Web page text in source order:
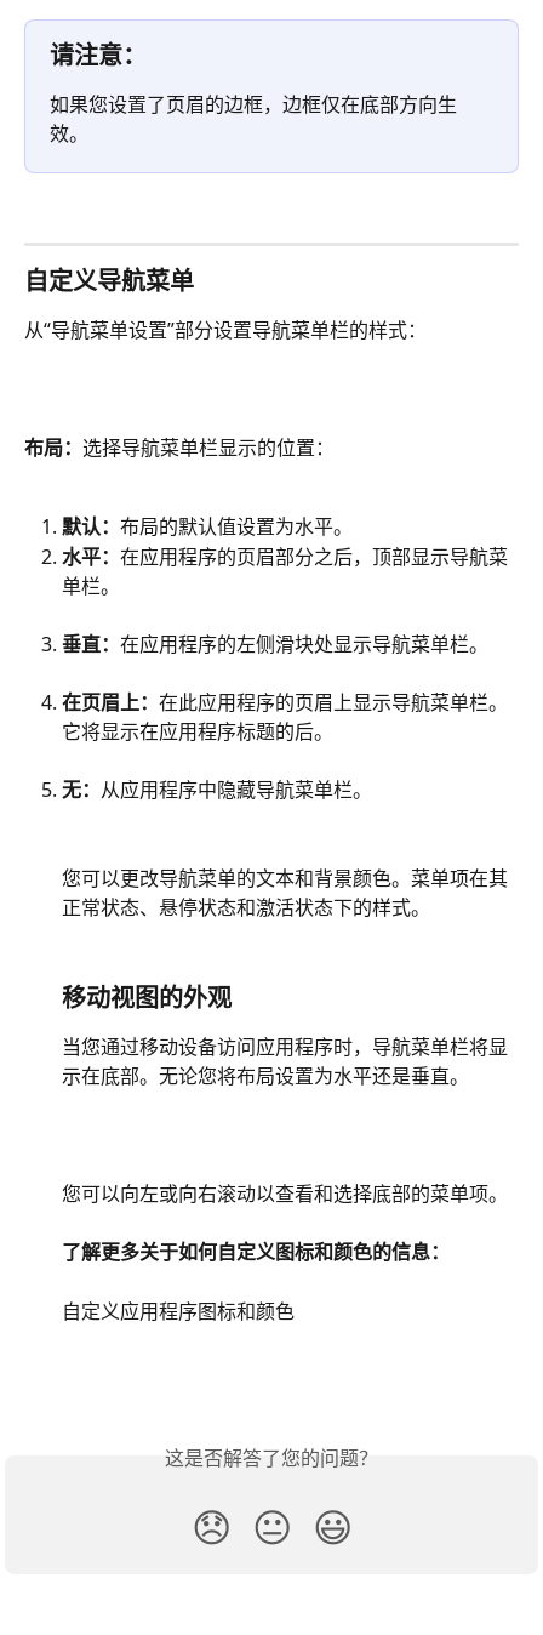
请注意：
如果您设置了页眉的边框，边框仅在底部方向生
效。
自定义导航菜单
从“导航菜单设置”部分设置导航菜单栏的样式：
布局： 选择导航菜单栏显示的位置：
默认： 布局的默认值设置为水平。
水平： 在应用程序的页眉部分之后，顶部显示导航菜
单栏。
垂直： 在应用程序的左侧滑块处显示导航菜单栏。
在页眉上： 在此应用程序的页眉上显示导航菜单栏。
它将显示在应用程序标题的后。
无： 从应用程序中隐藏导航菜单栏。
您可以更改导航菜单的文本和背景颜色。菜单项在其
正常状态、悬停状态和激活状态下的样式。
移动视图的外观
当您通过移动设备访问应用程序时，导航菜单栏将显
示在底部。无论您将布局设置为水平还是垂直。
您可以向左或向右滚动以查看和选择底部的菜单项。
了解更多关于如何自定义图标和颜色的信息：
自定义应用程序图标和颜色
这是否解答了您的问题？
😞 😐 😃